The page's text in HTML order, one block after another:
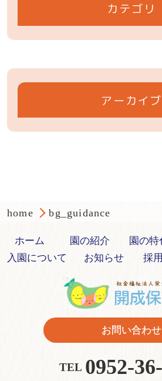
カテゴリ
アーカイブ
home bg_guidance
ホーム 園の紹介 園の特
入園について
お知らせ 採
お問い合わせ
TEL 0952-